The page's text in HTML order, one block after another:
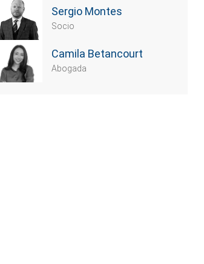
Sergio Montes
Socio
Camila Betancourt
Abogada